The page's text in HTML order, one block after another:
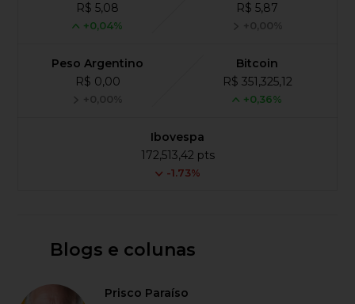
R$ 5,08
+0,04%
R$ 5,87
+0,00%
Peso Argentino
R$ 0,00
+0,00%
Bitcoin
R$ 351,325,12
+0,36%
Ibovespa
172,513,42 pts
-1.73%
Blogs e colunas
Prisco Paraíso